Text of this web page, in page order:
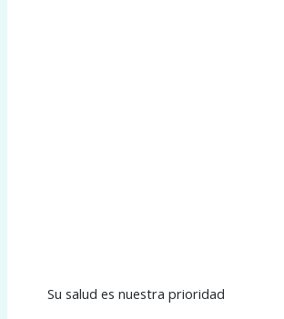
Su salud es nuestra prioridad